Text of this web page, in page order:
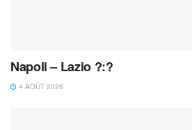
Napoli – Lazio ?:?
4 AOÛT 2026